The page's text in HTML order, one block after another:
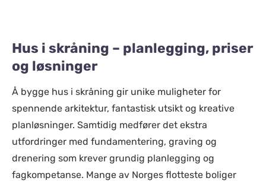
Hus i skråning – planlegging, priser
og løsninger
Å bygge hus i skråning gir unike muligheter for
spennende arkitektur, fantastisk utsikt og kreative
planløsninger. Samtidig medfører det ekstra
utfordringer med fundamentering, graving og
drenering som krever grundig planlegging og
fagkompetanse. Mange av Norges flotteste boliger